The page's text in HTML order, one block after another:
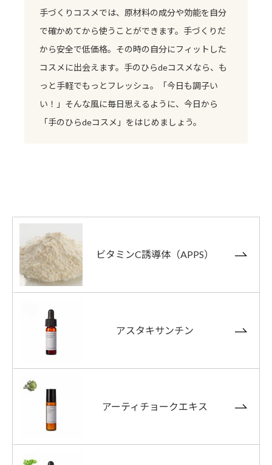
手づくりコスメでは、原材料の成分や効能を自分
で確かめてから使うことができます。手づくりだ
から安全で低価格。その時の自分にフィットした
コスメに出会えます。手のひらdeコスメなら、も
っと手軽でもっとフレッシュ。「今日も調子い
い！」そんな風に毎日思えるように、今日から
「手のひらdeコスメ」をはじめましょう。
ビタミンC誘導体（APPS）
アスタキサンチン
アーティチョークエキス